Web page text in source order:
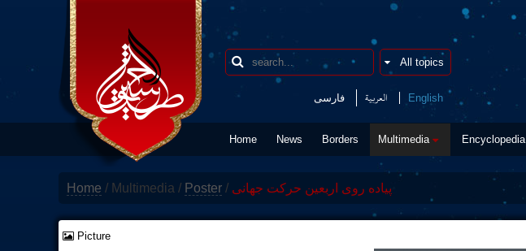
فارسی العربیة English
Home News Borders Multimedia Encyclopedia
Home / Multimedia / Poster / پیاده روی اربعین حرکت جهانی
Picture